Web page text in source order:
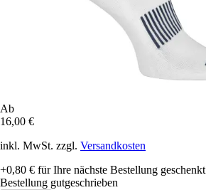
Ab
16,00 €
inkl. MwSt. zzgl. Versandkosten
+0,80 € für Ihre nächste Bestellung geschenkt
Bestellung gutgeschrieben